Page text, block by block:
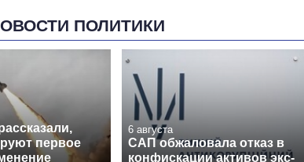
ПОЛИТИКИ
первое
6 августа
САП обжаловала отказ в
конфискации активов экс-